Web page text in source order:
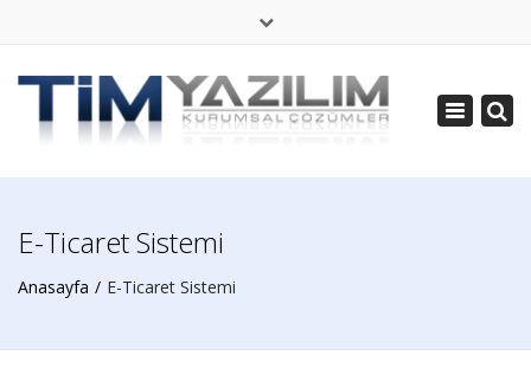
Pzt - Cmt: 08:30 - 19:00
+ 90 536 664 2004
bilgi@timyazilim.com
Toggle
E-Ticaret Sistemi
Anasayfa E-Ticaret Sistemi